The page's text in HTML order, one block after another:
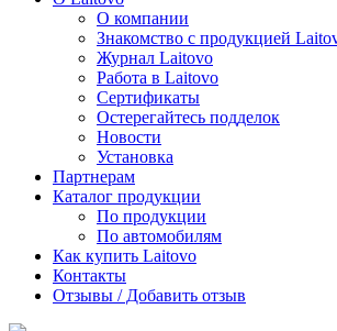
О компании
Знакомство с продукцией
Журнал Laitovo
Работа в Laitovo
Сертификаты
Остерегайтесь подделок
Новости
Установка
Партнерам
Каталог продукции
По продукции
По автомобилям
Как купить Laitovo
Контакты
Отзывы / Добавить отзыв